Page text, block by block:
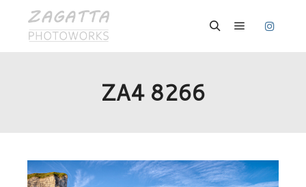
ZA4 8266